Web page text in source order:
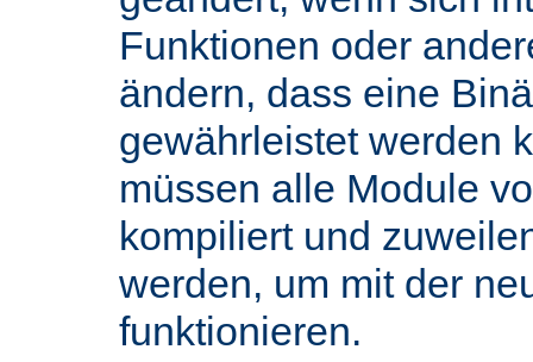
Funktionen oder
ändern, dass eine
gewährleistet werden
müssen alle Module
kompiliert und
werden, um mit der
funktionieren.